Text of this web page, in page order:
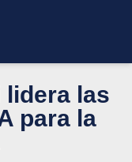
las
para la